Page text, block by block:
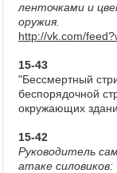
ленточками и
оружия.
http://vk.com/
15-43
"Бессмертный
беспорядочной
окружающих
15-42
Руководитель
атаке силовиков: